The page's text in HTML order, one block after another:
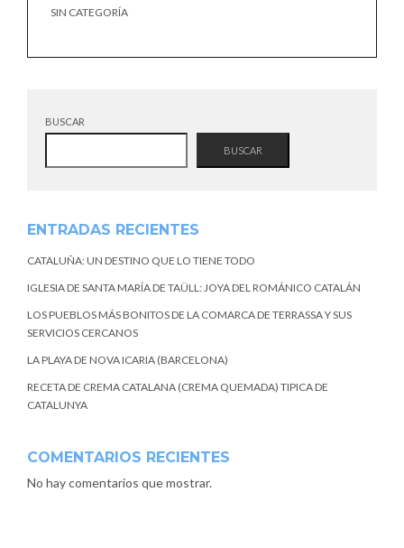
SIN CATEGORÍA
BUSCAR
BUSCAR
ENTRADAS RECIENTES
CATALUÑA: UN DESTINO QUE LO TIENE TODO
IGLESIA DE SANTA MARÍA DE TAÜLL: JOYA DEL ROMÁNICO CATALÁN
LOS PUEBLOS MÁS BONITOS DE LA COMARCA DE TERRASSA Y SUS
SERVICIOS CERCANOS
LA PLAYA DE NOVA ICARIA (BARCELONA)
RECETA DE CREMA CATALANA (CREMA QUEMADA) TIPICA DE
CATALUNYA
COMENTARIOS RECIENTES
No hay comentarios que mostrar.